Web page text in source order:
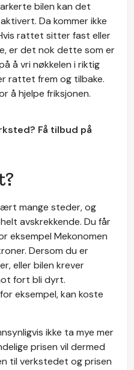
bilen kan det
Da kommer ikke
rattet sitter fast eller
er det nok dette som er
å vri nøkkelen i riktig
rattet frem og tilbake.
å hjelpe friksjonen.
Få tilbud på
mange steder, og
avskrekkende. Du får
eksempel Mekonomen
Dersom du er
eller bilen krever
fort bli dyrt.
eksempel, kan koste
ikke ta mye mer
prisen vil dermed
til verkstedet og prisen